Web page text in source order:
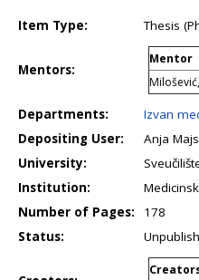
Item Type: Thesis
Mentors:
Mentor
Departments:
Izvan
Depositing User:
Anja
University:
Institution:
Number of Pages:
178
Status: